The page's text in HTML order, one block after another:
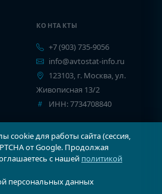
КОНТАКТЫ
+7 (903) 735-9056
info@avtostat-info.ru
123103, г. Москва, ул.
Живописная 13/2
ИНН: 7734708840
права защищены.
cookie для работы сайта (сессия,
от Google. Продолжая
с нашей политикой
персональных данных